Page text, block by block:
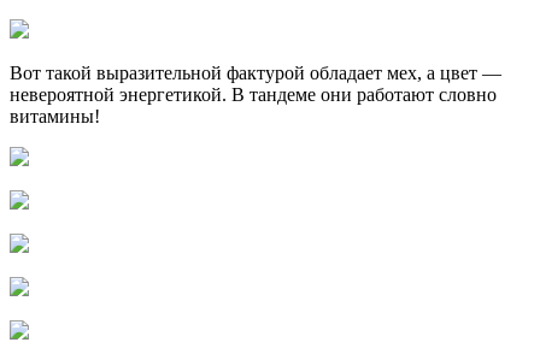
Вот такой выразительной фактурой обладает мех, а цвет —
невероятной энергетикой. В тандеме они работают словно
витамины!